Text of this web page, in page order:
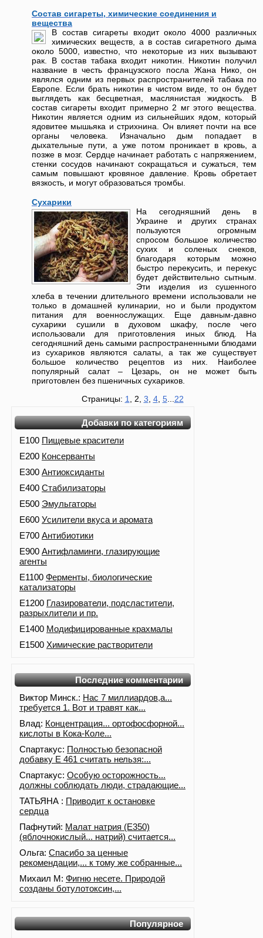
Состав сигареты, химические соединения и
вещества
В состав сигареты входит около 4000 различных
химических веществ, а в состав сигаретного дыма
около 5000, известно, что некоторые из них вызывают
рак. В состав табака входит никотин. Никотин получил
название в честь французского посла Жана Нико, он
являлся одним из первых распространителей табака по
Европе. Если брать никотин в чистом виде, то он будет
выглядеть как бесцветная, маслянистая жидкость. В
состав сигареты входит примерно 2 мг этого вещества.
Никотин является одним из сильнейших ядом, который
ядовитее мышьяка и стрихнина. Он влияет почти на все
органы человека. Изначально дым попадает в
дыхательные пути, а уже потом проникает в кровь, а
позже в мозг. Сердце начинает работать с напряжением,
стенки сосудов начинают сокращаться и сужаться, тем
самым повышают кровяное давление. Кровь обретает
вязкость, и могут образоваться тромбы.
Сухарики
На сегодняшний день в
Украине и других странах
пользуются огромным
спросом большое количество
сухих и соленых снеков,
благодаря которым можно
быстро перекусить, и перекус
будет действительно сытным.
Эти изделия из сушенного
хлеба в течении длительного времени использовали не
только в домашней кулинарии, но и были продуктом
питания для военнослужащих. Еще давным-давно
сухарики сушили в духовом шкафу, после чего
использовали для приготовления иных блюд. На
сегодняшний день самыми распространенными блюдами
из сухариков являются салаты, а так же существует
большое количество рецептов из них. Наиболее
популярный салат – Цезарь, он не может быть
приготовлен без пшеничных сухариков.
Страницы: 1 , 2, 3 4, 5... 22
Добавки по категориям
E100 Пищевые красители
E200 Консерванты
E300 Антиоксиданты
E400 Стабилизаторы
E500 Эмульгаторы
E600 Усилители вкуса и аромата
E700 Антибиотики
E900 Антифламинги, глазирующие
агенты
E1100 Ферменты, биологические
катализаторы
E1200 Глазирователи, подсластители,
разрыхлители и пр.
E1400 Модифицированные крахмалы
E1500 Химические растворители
Последние комментарии
Виктор Минск.: Нас 7 миллиардов,а...
требуется 1. Вот и травят как...
Влад: Концентрация... ортофосфорной...
кислоты в Кока-Коле...
Спартакус: Полностью безопасной
добавку Е 461 считать нельзя:...
Спартакус: Особую осторожность...
должны соблюдать люди, страдающие...
ТАТЬЯНА : Приводит к остановке
сердца
Пафнутий: Малат натрия (E350)
(яблочнокислый... натрий) считается...
Ольга: Спасибо за ценные
рекомендации,... к тому же собранные...
Михаил М: Фигню несете. Природой
созданы ботулотоксин,...
Популярное